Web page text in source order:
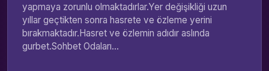
yapmaya zorunlu olmaktadırlar.Yer değişikliği uzun
yıllar geçtikten sonra hasrete ve özleme yerini
bırakmaktadır.Hasret ve özlemin adıdır aslında
gurbet.Sohbet Odaları...